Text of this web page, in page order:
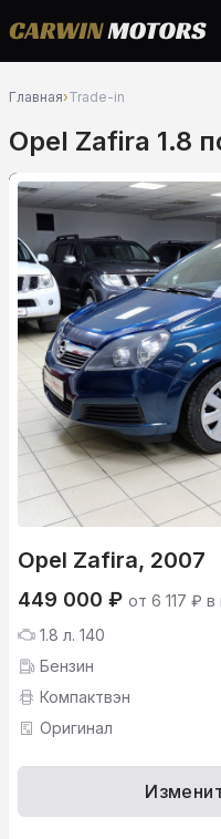
Главная›Trade-in
Opel Zafira 1.8
Opel Zafira, 2007
449 000 ₽ от 6 117 ₽
1.8 л. 140
Бензин
Компактвэн
Оригинал